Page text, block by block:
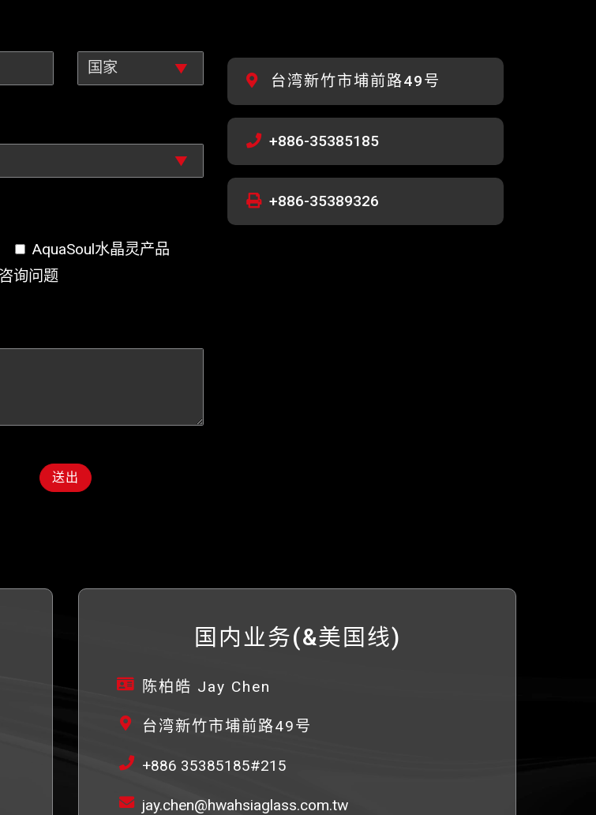
AquaSoul水晶灵产品
询问题
送出
台湾新竹市埔前路49号
+886-35385185
+886-35389326
国内业务(&美国线)
陈柏皓 Jay Chen
台湾新竹市埔前路49号
+886 35385185#215
jay.chen@hwahsiaglass.com.tw